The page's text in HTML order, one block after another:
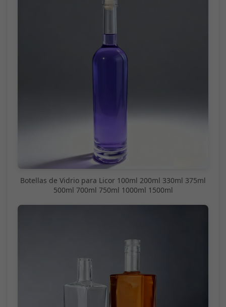
Botellas de Vidrio para Licor 100ml 200ml 330ml 375ml
500ml 700ml 750ml 1000ml 1500ml